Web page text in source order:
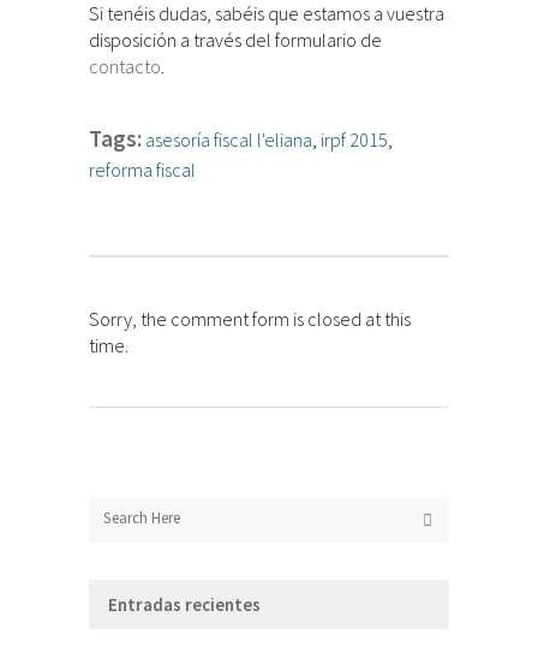
Si tenéis dudas, sabéis que estamos a vuestra
disposición a través del formulario de
contacto.
Tags: asesoría fiscal l'eliana, irpf 2015,
reforma fiscal
Sorry, the comment form is closed at this
time.
Entradas recientes